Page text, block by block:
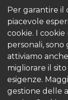
Per garantire
piacevole
cookie. I
personali, sono
attiviamo
migliorare il
esigenze.
gestione delle
© 2026